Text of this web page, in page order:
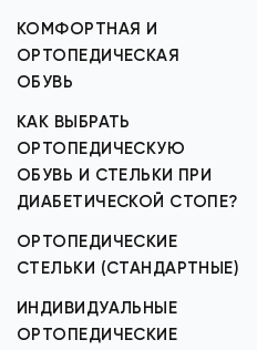
КОМФОРТНАЯ И
ОРТОПЕДИЧЕСКАЯ
ОБУВЬ
КАК ВЫБРАТЬ
ОРТОПЕДИЧЕСКУЮ
ОБУВЬ И СТЕЛЬКИ ПРИ
ДИАБЕТИЧЕСКОЙ СТОПЕ?
ОРТОПЕДИЧЕСКИЕ
СТЕЛЬКИ (СТАНДАРТНЫЕ)
ИНДИВИДУАЛЬНЫЕ
ОРТОПЕДИЧЕСКИЕ